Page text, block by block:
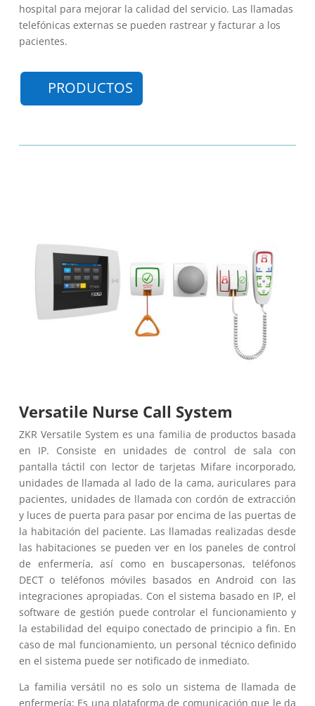
hospital para mejorar la calidad del servicio. Las llamadas
telefónicas externas se pueden rastrear y facturar a los
pacientes.
PRODUCTOS
Versatile Nurse Call System
ZKR Versatile System es una familia de productos basada
en IP. Consiste en unidades de control de sala con
pantalla táctil con lector de tarjetas Mifare incorporado,
unidades de llamada al lado de la cama, auriculares para
pacientes, unidades de llamada con cordón de extracción
y luces de puerta para pasar por encima de las puertas de
la habitación del paciente. Las llamadas realizadas desde
las habitaciones se pueden ver en los paneles de control
de enfermería, así como en buscapersonas, teléfonos
DECT o teléfonos móviles basados ​​en Android con las
integraciones apropiadas. Con el sistema basado en IP, el
software de gestión puede controlar el funcionamiento y
la estabilidad del equipo conectado de principio a fin. En
caso de mal funcionamiento, un personal técnico definido
en el sistema puede ser notificado de inmediato.
La familia versátil no es solo un sistema de llamada de
enfermería; Es una plataforma de comunicación que le da